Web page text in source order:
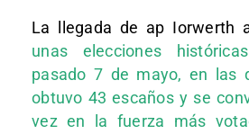
La llegada de ap Iorwerth
unas elecciones
pasado 7 de mayo, en las
obtuvo 43 escaños y se
vez en la fuerza más